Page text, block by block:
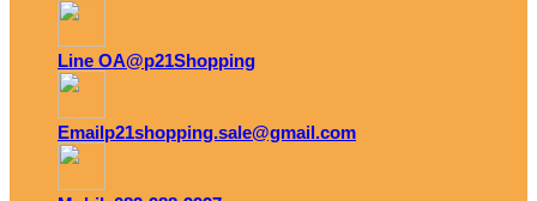
Line OA@p21Shopping
Emailp21shopping.sale@gmail.com